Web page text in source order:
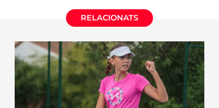
RELACIONATS